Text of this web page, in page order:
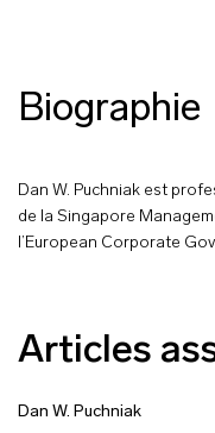
Biographie
Dan W. Puchniak est
de la Singapore
l’European Corporate
Articles
Dan W. Puchniak